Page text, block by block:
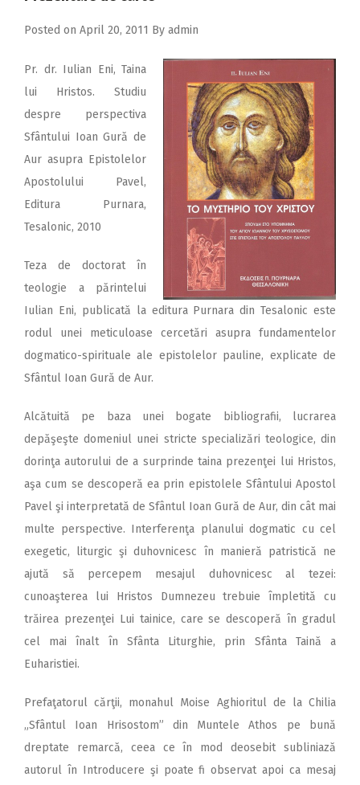
Posted on April 20, 2011 By admin
Pr. dr. Iulian Eni, Taina
lui Hristos. Studiu
despre perspectiva
Sfântului Ioan Gură de
Aur asupra Epistolelor
Apostolului Pavel,
Editura Purnara,
Tesalonic, 2010
Teza de doctorat în
teologie a părintelui
Iulian Eni, publicată la editura Purnara din Tesalonic este
rodul unei meticuloase cercetări asupra fundamentelor
dogmatico-spirituale ale epistolelor pauline, explicate de
Sfântul Ioan Gură de Aur.
Alcătuită pe baza unei bogate bibliografii, lucrarea
depăşeşte domeniul unei stricte specializări teologice, din
dorinţa autorului de a surprinde taina prezenţei lui Hristos,
aşa cum se descoperă ea prin epistolele Sfântului Apostol
Pavel şi interpretată de Sfântul Ioan Gură de Aur, din cât mai
multe perspective. Interferenţa planului dogmatic cu cel
exegetic, liturgic şi duhovnicesc în manieră patristică ne
ajută să percepem mesajul duhovnicesc al tezei:
cunoaşterea lui Hristos Dumnezeu trebuie împletită cu
trăirea prezenţei Lui tainice, care se descoperă în gradul
cel mai înalt în Sfânta Liturghie, prin Sfânta Taină a
Euharistiei.
Prefaţatorul cărţii, monahul Moise Aghioritul de la Chilia
„Sfântul Ioan Hrisostom” din Muntele Athos pe bună
dreptate remarcă, ceea ce în mod deosebit subliniază
autorul în Introducere şi poate fi observat apoi ca mesaj